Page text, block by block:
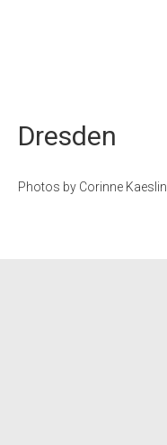
Dresden
Photos by Corinne Kaeslin